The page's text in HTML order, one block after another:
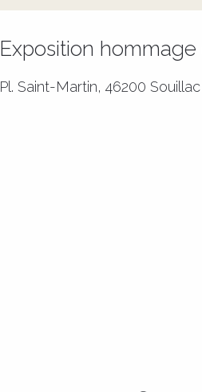
Exposition
Pl. Saint-Martin, 46200 Souillac